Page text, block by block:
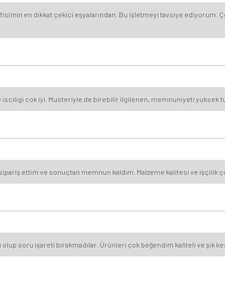
en dikkat çekici eşyalarından. Bu işletmeyi tavsiye ediyorum.
cok iyi. Musteriyle de birebilir ilgilenen, memnuniyeti yuksek
ettim ve sonuçtan memnun kaldım. Malzeme kalitesi ve işçilik
soru işareti bırakmadılar. Ürünleri çok beğendim kaliteli ve şık